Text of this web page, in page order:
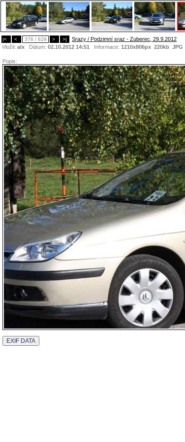
|< < 376 / 629 > >|
Srazy / Podzimní sraz - Zuberec, 29.9.2012
Vložil: alx Dátum: 02.10.2012 14:51 Informace: 1210x806px 220kb JPG
Popis: